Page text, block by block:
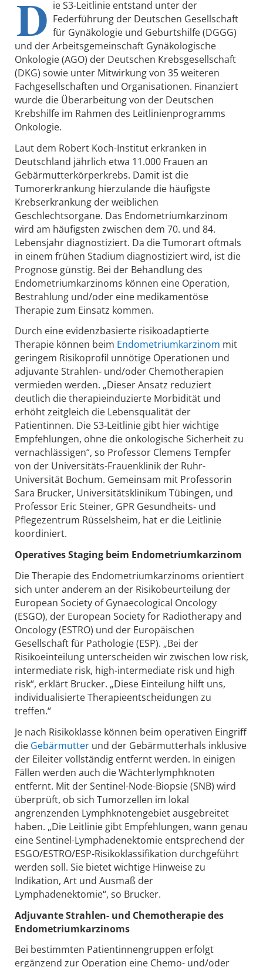
D ie S3-Leitlinie entstand unter der
Federführung der Deutschen Gesellschaft
für Gynäkologie und Geburtshilfe (DGGG)
und der Arbeitsgemeinschaft Gynäkologische
Onkologie (AGO) der Deutschen Krebsgesellschaft
(DKG) sowie unter Mitwirkung von 35 weiteren
Fachgesellschaften und Organisationen. Finanziert
wurde die Überarbeitung von der Deutschen
Krebshilfe im Rahmen des Leitlinienprogramms
Onkologie.
Laut dem Robert Koch-Institut erkranken in
Deutschland jährlich etwa 11.000 Frauen an
Gebärmutterkörperkrebs. Damit ist die
Tumorerkrankung hierzulande die häufigste
Krebserkrankung der weiblichen
Geschlechtsorgane. Das Endometriumkarzinom
wird am häufigsten zwischen dem 70. und 84.
Lebensjahr diagnostiziert. Da die Tumorart oftmals
in einem frühen Stadium diagnostiziert wird, ist die
Prognose günstig. Bei der Behandlung des
Endometriumkarzinoms können eine Operation,
Bestrahlung und/oder eine medikamentöse
Therapie zum Einsatz kommen.
Durch eine evidenzbasierte risikoadaptierte
Therapie können beim Endometriumkarzinom mit
geringem Risikoprofil unnötige Operationen und
adjuvante Strahlen- und/oder Chemotherapien
vermieden werden. „Dieser Ansatz reduziert
deutlich die therapieinduzierte Morbidität und
erhöht zeitgleich die Lebensqualität der
Patientinnen. Die S3-Leitlinie gibt hier wichtige
Empfehlungen, ohne die onkologische Sicherheit zu
vernachlässigen“, so Professor Clemens Tempfer
von der Universitäts-Frauenklinik der Ruhr-
Universität Bochum. Gemeinsam mit Professorin
Sara Brucker, Universitätsklinikum Tübingen, und
Professor Eric Steiner, GPR Gesundheits- und
Pflegezentrum Rüsselsheim, hat er die Leitlinie
koordiniert.
Operatives Staging beim Endometriumkarzinom
Die Therapie des Endometriumkarzinoms orientiert
sich unter anderem an der Risikobeurteilung der
European Society of Gynaecological Oncology
(ESGO), der European Society for Radiotherapy and
Oncology (ESTRO) und der Europäischen
Gesellschaft für Pathologie (ESP). „Bei der
Risikoeinteilung unterscheiden wir zwischen low risk,
intermediate risk, high-intermediate risk und high
risk“, erklärt Brucker. „Diese Einteilung hilft uns,
individualisierte Therapieentscheidungen zu
treffen.“
Je nach Risikoklasse können beim operativen Eingriff
die Gebärmutter und der Gebärmutterhals inklusive
der Eileiter vollständig entfernt werden. In einigen
Fällen werden auch die Wächterlymphknoten
entfernt. Mit der Sentinel-Node-Biopsie (SNB) wird
überprüft, ob sich Tumorzellen im lokal
angrenzenden Lymphknotengebiet ausgebreitet
haben. „Die Leitlinie gibt Empfehlungen, wann genau
eine Sentinel-Lymphadenektomie entsprechend der
ESGO/ESTRO/ESP-Risikoklassifikation durchgeführt
werden soll. Sie bietet wichtige Hinweise zu
Indikation, Art und Ausmaß der
Lymphadenektomie“, so Brucker.
Adjuvante Strahlen- und Chemotherapie des
Endometriumkarzinoms
Bei bestimmten Patientinnengruppen erfolgt
ergänzend zur Operation eine Chemo- und/oder